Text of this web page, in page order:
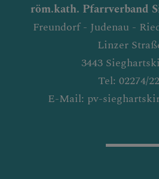
röm.kath. Pfarrverband
Freundorf - Judenau -
Linzer
3443
Tel: 02274/
E-Mail: pv-